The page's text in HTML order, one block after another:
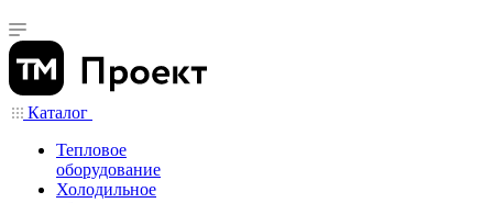
Каталог
Тепловое
оборудование
Холодильное